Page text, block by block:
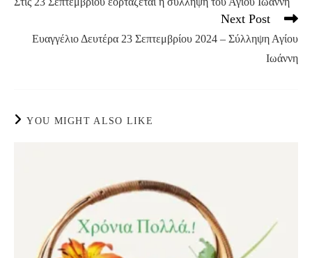
articles
Next Post
Ευαγγέλιο Δευτέρα 23 Σεπτεμβρίου 2024 – Σύλληψη Αγίου
Ιωάννη
YOU MIGHT ALSO LIKE